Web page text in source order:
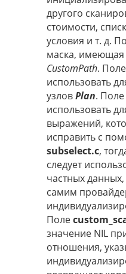
другого
стоимости,
условия и т. д.
маска, имеющая
CustomPath. Поле
использовать
узловPlan. Поле
использовать
выражений,
исправить с
subselect.c,
следует
частных
самим
Поле
значение NIL
отношения,